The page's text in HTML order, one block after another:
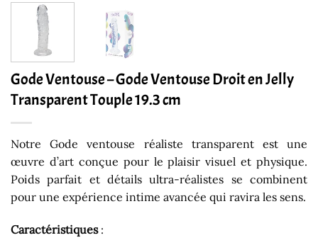
Gode Ventouse – Gode Ventouse Droit en Jelly
Transparent Touple 19.3 cm
Notre Gode ventouse réaliste transparent est une
œuvre d’art conçue pour le plaisir visuel et physique.
Poids parfait et détails ultra-réalistes se combinent
pour une expérience intime avancée qui ravira les sens.
Caractéristiques: